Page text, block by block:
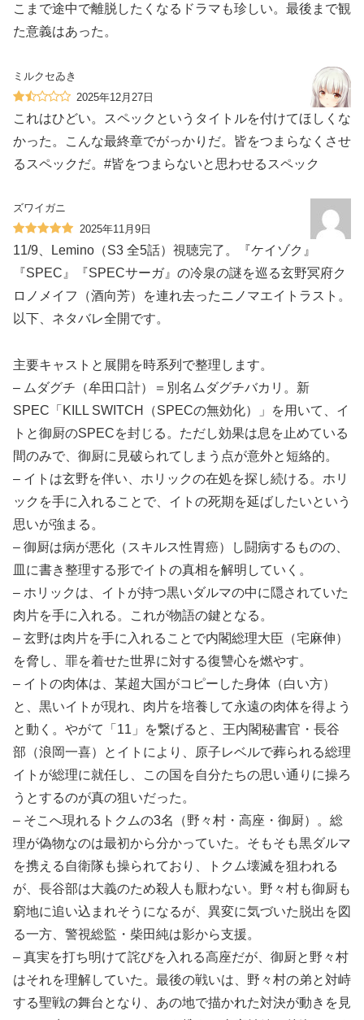
こまで途中で離脱したくなるドラマも珍しい。最後まで観
た意義はあった。
ミルクセゐき
2025年12月27日
これはひどい。スペックというタイトルを付けてほしくな
かった。こんな最終章でがっかりだ。皆をつまらなくさせ
るスペックだ。#皆をつまらないと思わせるスペック
ズワイガニ
2025年11月9日
11/9、Lemino（S3 全5話）視聴完了。『ケイゾク』
『SPEC』『SPECサーガ』の冷泉の謎を巡る玄野冥府ク
ロノメイフ（酒向芳）を連れ去ったニノマエイトラスト。
以下、ネタバレ全開です。
主要キャストと展開を時系列で整理します。
– ムダグチ（牟田口計）＝別名ムダグチバカリ。新
SPEC「KILL SWITCH（SPECの無効化）」を用いて、イ
トと御厨のSPECを封じる。ただし効果は息を止めている
間のみで、御厨に見破られてしまう点が意外と短絡的。
– イトは玄野を伴い、ホリックの在処を探し続ける。ホリ
ックを手に入れることで、イトの死期を延ばしたいという
思いが強まる。
– 御厨は病が悪化（スキルス性胃癌）し闘病するものの、
皿に書き整理する形でイトの真相を解明していく。
– ホリックは、イトが持つ黒いダルマの中に隠されていた
肉片を手に入れる。これが物語の鍵となる。
– 玄野は肉片を手に入れることで内閣総理大臣（宅麻伸）
を脅し、罪を着せた世界に対する復讐心を燃やす。
– イトの肉体は、某超大国がコピーした身体（白い方）
と、黒いイトが現れ、肉片を培養して永遠の肉体を得よう
と動く。やがて「11」を繋げると、王内閣秘書官・長谷
部（浪岡一喜）とイトにより、原子レベルで葬られる総理
イトが総理に就任し、この国を自分たちの思い通りに操ろ
うとするのが真の狙いだった。
– そこへ現れるトクムの3名（野々村・高座・御厨）。総
理が偽物なのは最初から分かっていた。そもそも黒ダルマ
を携える自衛隊も操られており、トクム壊滅を狙われる
が、長谷部は大義のため殺人も厭わない。野々村も御厨も
窮地に追い込まれそうになるが、異変に気づいた脱出を図
る一方、警視総監・柴田純は影から支援。
– 真実を打ち明けて詫びを入れる高座だが、御厨と野々村
はそれを理解していた。最後の戦いは、野々村の弟と対峙
する聖戦の舞台となり、あの地で描かれた対決が動きを見